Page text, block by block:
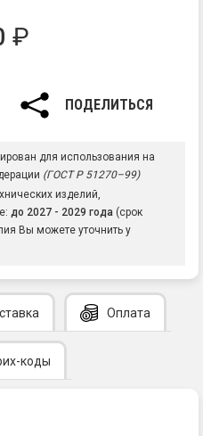
₽
ПОДЕЛИТЬСЯ
для использования на
(ГОСТ Р 51270–99)
изделий,
до 2027 - 2029 года (срок
Вы можете уточнить у
Оплата
коды